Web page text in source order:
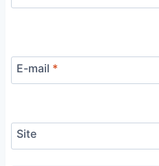
E-mail *
Site